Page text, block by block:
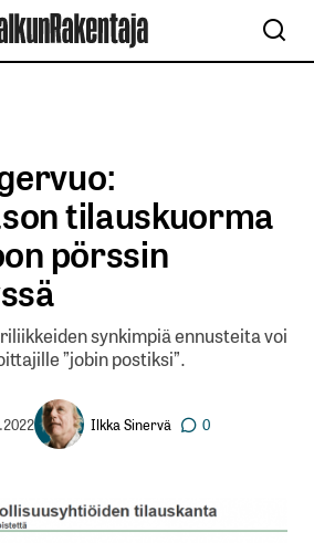
tilauskuorma
pörssin
synkimpiä ennusteita voi
”jobin postiksi”.
Ilkka Sinervä 0